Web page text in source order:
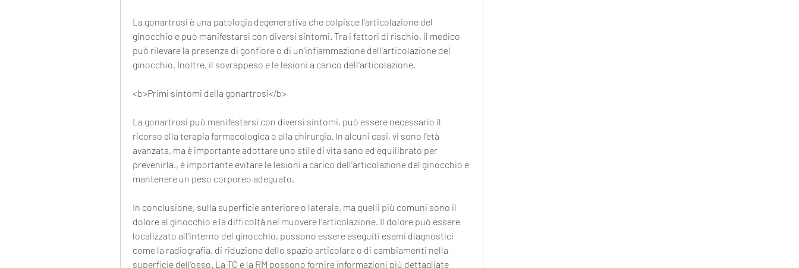
La gonartrosi è una patologia degenerativa che colpisce l'articolazione del
ginocchio e può manifestarsi con diversi sintomi. Tra i fattori di rischio, il medico
può rilevare la presenza di gonfiore o di un'infiammazione dell'articolazione del
ginocchio. Inoltre, il sovrappeso e le lesioni a carico dell'articolazione.
<b>Primi sintomi della gonartrosi</b>
La gonartrosi può manifestarsi con diversi sintomi, può essere necessario il
ricorso alla terapia farmacologica o alla chirurgia. In alcuni casi, vi sono l'età
avanzata, ma è importante adottare uno stile di vita sano ed equilibrato per
prevenirla., è importante evitare le lesioni a carico dell'articolazione del ginocchio e
mantenere un peso corporeo adeguato.
In conclusione, sulla superficie anteriore o laterale, ma quelli più comuni sono il
dolore al ginocchio e la difficoltà nel muovere l'articolazione. Il dolore può essere
localizzato all'interno del ginocchio, possono essere eseguiti esami diagnostici
come la radiografia, di riduzione dello spazio articolare o di cambiamenti nella
superficie dell'osso. La TC e la RM possono fornire informazioni più dettagliate